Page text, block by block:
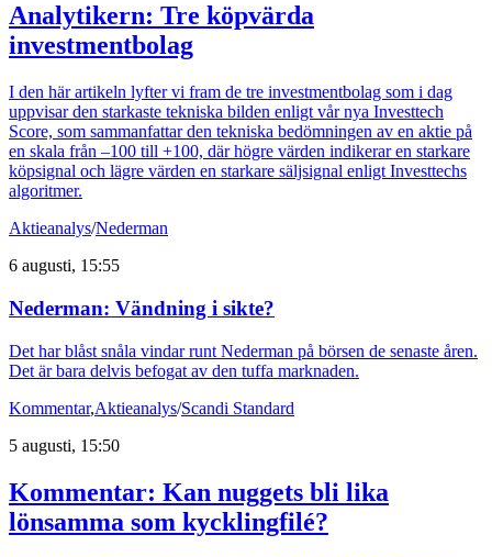
Analytikern: Tre köpvärda
investmentbolag
I den här artikeln lyfter vi fram de tre investmentbolag som i dag
uppvisar den starkaste tekniska bilden enligt vår nya Investtech
Score, som sammanfattar den tekniska bedömningen av en aktie på
en skala från –100 till +100, där högre värden indikerar en starkare
köpsignal och lägre värden en starkare säljsignal enligt Investtechs
algoritmer.
Aktieanalys/Nederman
6 augusti, 15:55
Nederman: Vändning i sikte?
Det har blåst snåla vindar runt Nederman på börsen de senaste åren.
Det är bara delvis befogat av den tuffa marknaden.
Kommentar,Aktieanalys/Scandi Standard
5 augusti, 15:50
Kommentar: Kan nuggets bli lika
lönsamma som kycklingfilé?